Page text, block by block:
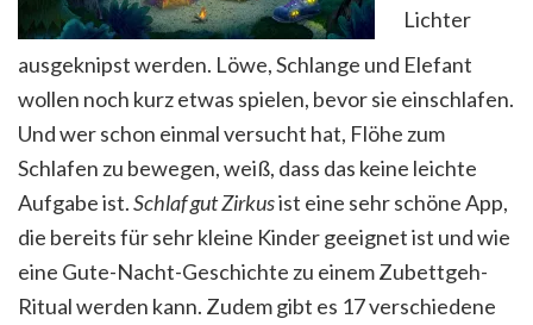
Lichter
ausgeknipst werden. Löwe, Schlange und Elefant
wollen noch kurz etwas spielen, bevor sie einschlafen.
Und wer schon einmal versucht hat, Flöhe zum
Schlafen zu bewegen, weiß, dass das keine leichte
Aufgabe ist.Schlaf gut Zirkusist eine sehr schöne App,
die bereits für sehr kleine Kinder geeignet ist und wie
eine Gute-Nacht-Geschichte zu einem Zubettgeh-
Ritual werden kann. Zudem gibt es 17 verschiedene